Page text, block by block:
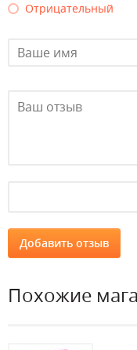
Отрицательный
Похожие